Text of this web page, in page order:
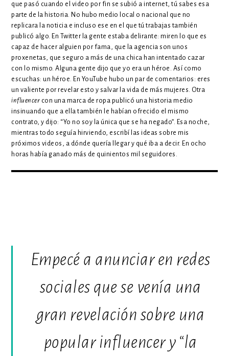
que pasó cuando el video por fin se subió a internet, tú sabes esa
parte de la historia. No hubo medio local o nacional que no
replicara la noticia e incluso ese en el que tú trabajas también
publicó algo. En Twitter la gente estaba delirante: miren lo que es
capaz de hacer alguien por fama, que la agencia son unos
proxenetas, que seguro a más de una chica han intentado cazar
con lo mismo. Alguna gente dijo que yo era un héroe. Así como
escuchas: un héroe. En YouTube hubo un par de comentarios: eres
un valiente por revelar esto y salvar la vida de más mujeres. Otra
influencer con una marca de ropa publicó una historia medio
insinuando que a ella también le habían ofrecido el mismo
contrato, y dijo: “Yo no soy la única que se ha negado”. Esa noche,
mientras todo seguía hirviendo, escribí las ideas sobre mis
próximos videos, a dónde quería llegar y qué iba a decir. En ocho
horas había ganado más de quinientos mil seguidores.
Empecé a anunciar en redes
sociales que se venía una
gran revelación sobre una
popular influencery “la